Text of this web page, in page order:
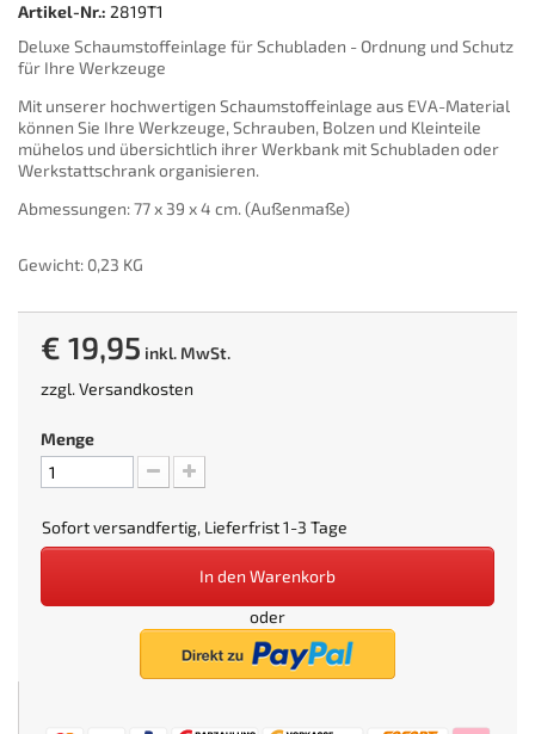
Artikel-Nr.: 2819T1
Deluxe Schaumstoffeinlage für Schubladen - Ordnung und Schutz
für Ihre Werkzeuge
Mit unserer hochwertigen Schaumstoffeinlage aus EVA-Material
können Sie Ihre Werkzeuge, Schrauben, Bolzen und Kleinteile
mühelos und übersichtlich ihrer Werkbank mit Schubladen oder
Werkstattschrank organisieren.
Abmessungen: 77 x 39 x 4 cm. (Außenmaße)
Gewicht: 0,23 KG
€ 19,95 inkl. MwSt.
zzgl.Versandkosten
Menge
Sofort versandfertig, Lieferfrist 1-3 Tage
In den Warenkorb
oder